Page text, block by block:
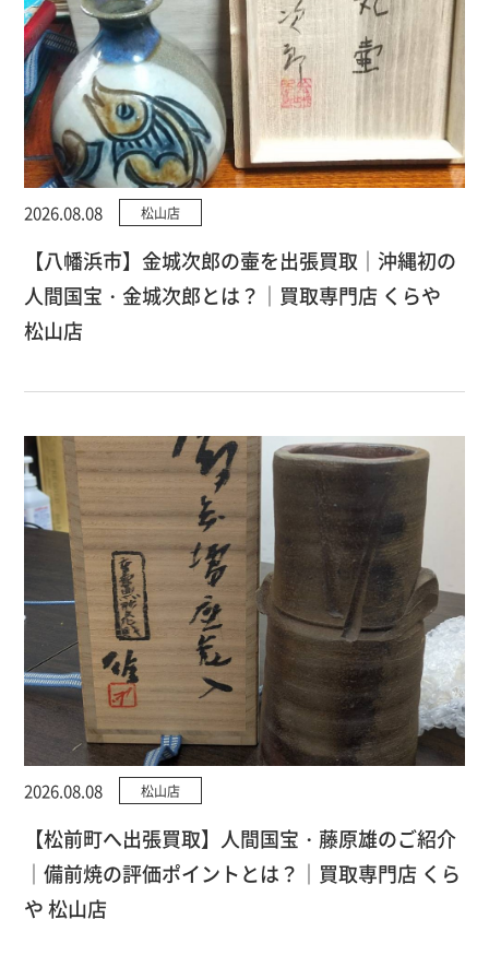
2026.08.08 松山店
【八幡浜市】金城次郎の壷を出張買取｜沖縄初の
人間国宝・金城次郎とは？｜買取専門店 くらや
松山店
2026.08.08 松山店
【松前町へ出張買取】人間国宝・藤原雄のご紹介
｜備前焼の評価ポイントとは？｜買取専門店 くら
や 松山店